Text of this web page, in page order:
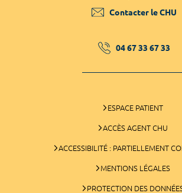
Contacter le CHU
04 67 33 67 33
ESPACE PATIENT
ACCÈS AGENT CHU
ACCESSIBILITÉ : PARTIELLEMENT
MENTIONS LÉGALES
PROTECTION DES